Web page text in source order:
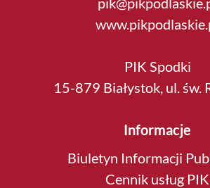
PIK Spodki
15-879 Białystok, ul. św.
Informacje
Biuletyn Informacji
Cennik usług PIK